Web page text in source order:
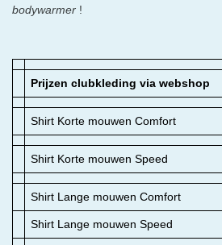
bodywarmer !
Prijzen clubkleding via webshop
Shirt Korte mouwen Comfort
Shirt Korte mouwen Speed
Shirt Lange mouwen Comfort
Shirt Lange mouwen Speed